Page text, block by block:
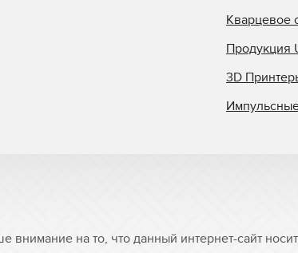
Кварцевое
Продукция
3D
внимание на то, что данный интернет-сайт